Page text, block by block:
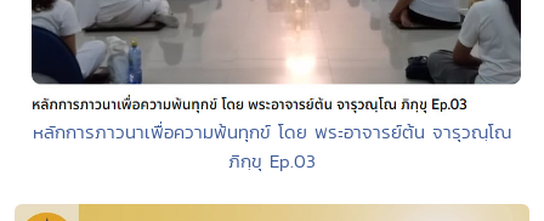
หลักการภาวนาเพื่อความพ้นทุกข์ โดย พระอาจารย์ต้น จารุวณฺโณ
ภิกฺขุ Ep.03